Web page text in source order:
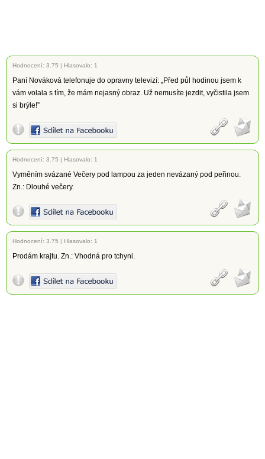
Hodnocení: 3.75 | Hlasovalo: 1
Paní Nováková telefonuje do opravny televizí: „Před půl hodinou jsem k
vám volala s tím, že mám nejasný obraz. Už nemusíte jezdit, vyčistila jsem
si brýle!”
Hodnocení: 3.75 | Hlasovalo: 1
Vyměním svázané Večery pod lampou za jeden nevázaný pod peřinou.
Zn.: Dlouhé večery.
Hodnocení: 3.75 | Hlasovalo: 1
Prodám krajtu. Zn.: Vhodná pro tchyni.